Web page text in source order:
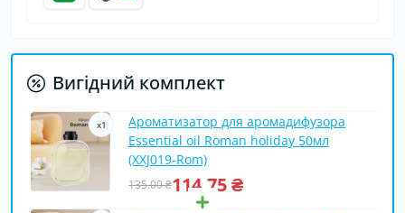
Вигідний комплект
x1
Ароматизатор для аромадифузора
Essential oil Roman holiday 50мл
(XXJ019-Rom)
135.00 ₴114.75 ₴